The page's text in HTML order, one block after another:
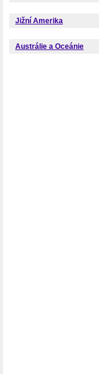
Jižní Amerika
Austrálie a Oceánie